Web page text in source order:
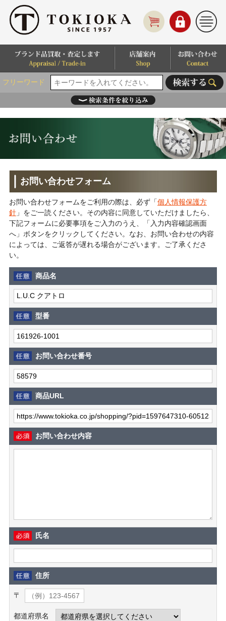
フリーワード
お問い合わせフォーム
お問い合わせフォームをご利用の際は、必ず「個人情報保護方
針」をご一読ください。その内容に同意していただけましたら、
下記フォームに必要事項をご入力のうえ、「入力内容確認画面
へ」ボタンをクリックしてください。なお、お問い合わせの内容
によっては、ご返答が遅れる場合がございます。ご了承くださ
い。
商品名
型番
お問い合わせ番号
商品URL
お問い合わせ内容
氏名
住所
〒
都道府県名